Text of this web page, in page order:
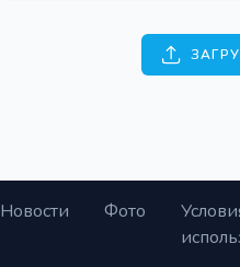
Новости Фото